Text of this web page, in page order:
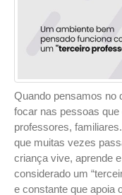
Quando pensamos no
focar nas pessoas
professores,
que muitas vezes
criança vive, aprende
considerado um
e constante que apoia